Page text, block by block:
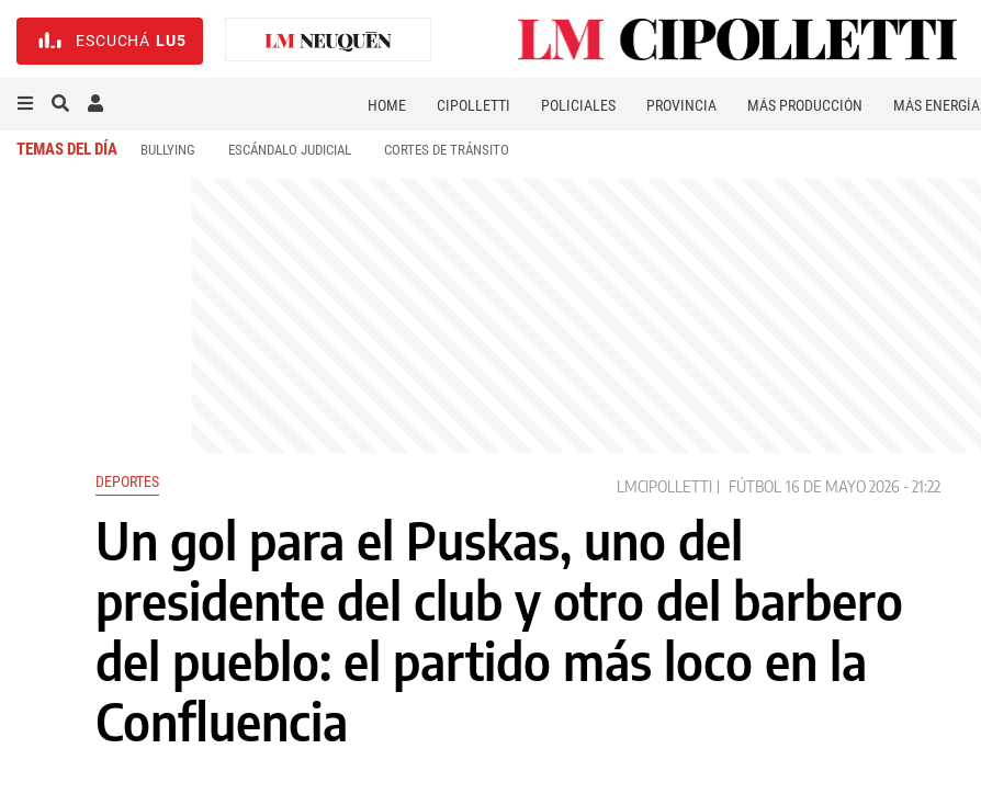
ESCUCHÁ LU5
HOME CIPOLLETTI POLICIALES PROVINCIA MÁS PRODUCCIÓN MÁS ENERGÍA
TEMAS DEL DÍA BULLYING ESCÁNDALO JUDICIAL CORTES DE TRÁNSITO
DEPORTES LMCIPOLLETTI FÚTBOL 16 DE MAYO 2026 - 21:22
Un gol para el Puskas, uno del
presidente del club y otro del barbero
del pueblo: el partido más loco en la
Confluencia